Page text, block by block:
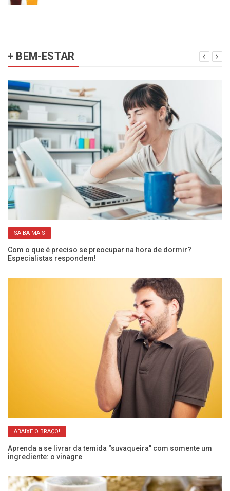
+ BEM-ESTAR
SAIBA MAIS
Com o que é preciso se preocupar na hora de dormir?
Especialistas respondem!
ABAIXE O BRAÇO!
Aprenda a se livrar da temida “suvaqueira” com somente um
ingrediente: o vinagre